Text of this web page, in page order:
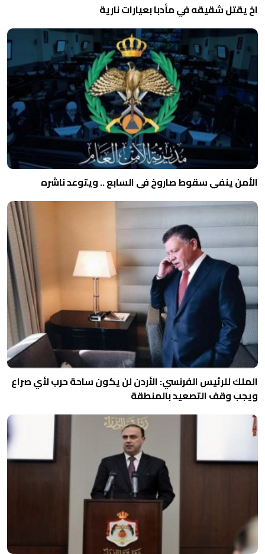
اخ يقتل شقيقه في مأدبا بعيارات نارية
الأمن ينفي سقوط صاروخ في السابع .. ويتوعد ناشره
الملك للرئيس الفرنسي: الأردن لن يكون ساحة حرب لأي صراع
ويجب وقف التصعيد بالمنطقة